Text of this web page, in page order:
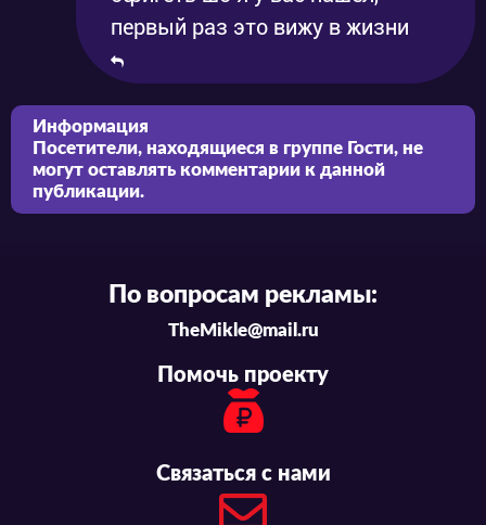
первый раз это вижу в жизни
Информация
Посетители, находящиеся в группе Гости, не
могут оставлять комментарии к данной
публикации.
По вопросам рекламы:
TheMikle@mail.ru
Помочь проекту
Связаться с нами